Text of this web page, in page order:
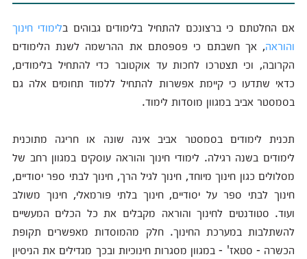
אם החלטתם כי ברצונכם להתחיל בלימודים גבוהים בלימודי חינוך
והוראה, אך חשבתם כי פספסתם את ההרשמה לשנת הלימודים
הקרובה, וכי תצטרכו לחכות עד אוקטובר כדי להתחיל בלימודים,
כדאי שתדעו כי קיימת אפשרות להתחיל ללמוד תחומים אלה גם
בסמסטר אביב במגוון מוסדות לימוד.
תכנית לימודים בסמסטר אביב אינה שונה או חריגה מתוכנית
לימודים בשנה רגילה. לימודי חינוך והוראה עוסקים במגוון רחב של
מסלולים כגון חינוך מיוחד, חינוך לגיל הרך, חינוך לבתי ספר יסודיים,
חינוך לבתי ספר על יסודיים, חינוך בלתי פורמאלי, חינוך משולב
ועוד. סטודנטים לחינוך והוראה מקבלים את כל הכלים המעשיים
להשתלבות במערכת החינוך. חלק מהמוסדות מאפשרים תקופת
הכשרה - סטאז' - במגוון מסגרות חינוכיות ובכך מגדילים את הניסיון